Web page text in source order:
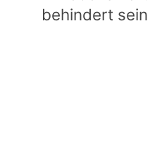
behindert sein